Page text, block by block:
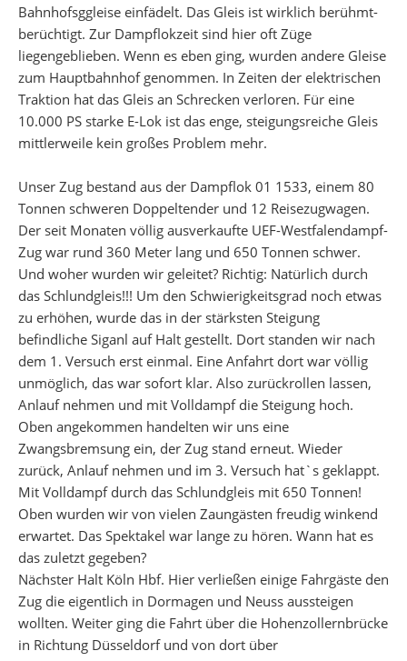
Bahnhofsggleise einfädelt. Das Gleis ist wirklich berühmt-
berüchtigt. Zur Dampflokzeit sind hier oft Züge
liegengeblieben. Wenn es eben ging, wurden andere Gleise
zum Hauptbahnhof genommen. In Zeiten der elektrischen
Traktion hat das Gleis an Schrecken verloren. Für eine
10.000 PS starke E-Lok ist das enge, steigungsreiche Gleis
mittlerweile kein großes Problem mehr.
Unser Zug bestand aus der Dampflok 01 1533, einem 80
Tonnen schweren Doppeltender und 12 Reisezugwagen.
Der seit Monaten völlig ausverkaufte UEF-Westfalendampf-
Zug war rund 360 Meter lang und 650 Tonnen schwer.
Und woher wurden wir geleitet? Richtig: Natürlich durch
das Schlundgleis!!! Um den Schwierigkeitsgrad noch etwas
zu erhöhen, wurde das in der stärksten Steigung
befindliche Siganl auf Halt gestellt. Dort standen wir nach
dem 1. Versuch erst einmal. Eine Anfahrt dort war völlig
unmöglich, das war sofort klar. Also zurückrollen lassen,
Anlauf nehmen und mit Volldampf die Steigung hoch.
Oben angekommen handelten wir uns eine
Zwangsbremsung ein, der Zug stand erneut. Wieder
zurück, Anlauf nehmen und im 3. Versuch hat`s geklappt.
Mit Volldampf durch das Schlundgleis mit 650 Tonnen!
Oben wurden wir von vielen Zaungästen freudig winkend
erwartet. Das Spektakel war lange zu hören. Wann hat es
das zuletzt gegeben?
Nächster Halt Köln Hbf. Hier verließen einige Fahrgäste den
Zug die eigentlich in Dormagen und Neuss aussteigen
wollten. Weiter ging die Fahrt über die Hohenzollernbrücke
in Richtung Düsseldorf und von dort über